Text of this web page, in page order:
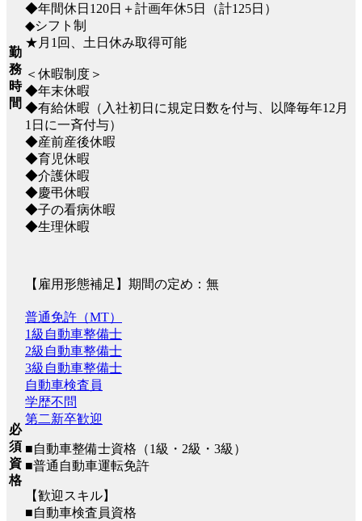
勤
務
時
間
◆年間休日120日＋計画年休5日（計125日）
◆シフト制
★月1回、土日休み取得可能
＜休暇制度＞
◆年末休暇
◆有給休暇（入社初日に規定日数を付与、以降毎年12月
1日に一斉付与）
◆産前産後休暇
◆育児休暇
◆介護休暇
◆慶弔休暇
◆子の看病休暇
◆生理休暇
【雇用形態補足】期間の定め：無
必
須
資
格
普通免許（MT）
1級自動車整備士
2級自動車整備士
3級自動車整備士
自動車検査員
学歴不問
第二新卒歓迎
■自動車整備士資格（1級・2級・3級）
■普通自動車運転免許
【歓迎スキル】
■自動車検査員資格